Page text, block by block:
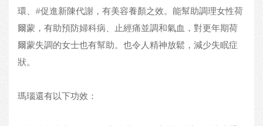
環、#促進新陳代謝，有美容養顏之效。能幫助調理女性荷
爾蒙，有助預防婦科病、止經痛並調和氣血，對更年期荷
爾蒙失調的女士也有幫助。也令人精神放鬆，減少失眠症
狀。
瑪瑙還有以下功效：